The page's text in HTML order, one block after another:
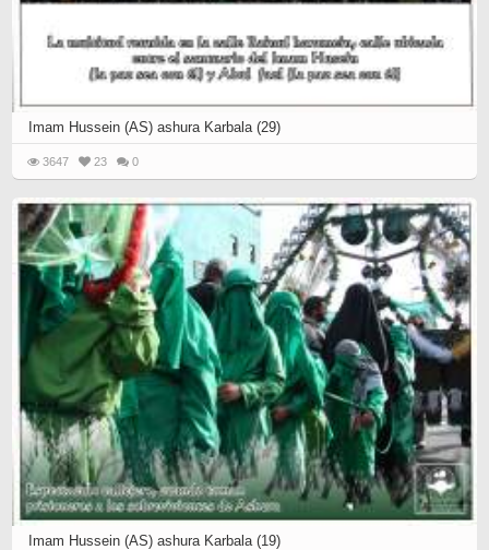
Imam Hussein (AS) ashura Karbala (29)
3647 23 0
Imam Hussein (AS) ashura Karbala (19)